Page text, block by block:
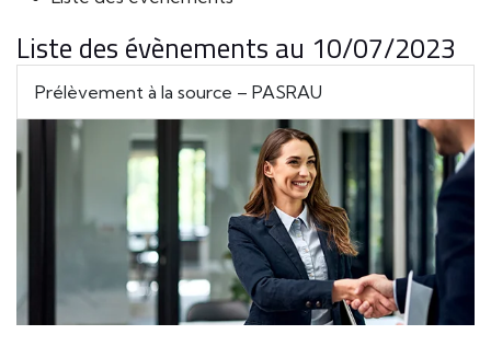
Liste des évènements au 10/07/2023
Prélèvement à la source – PASRAU